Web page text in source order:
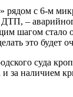
рядом с 6-м
–
шагом
это будет
суда
за